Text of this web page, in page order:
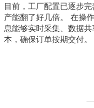
目前，工厂配置已逐步
产能翻了好几倍。 在操
息能够实时采集、数据
本，确保订单按期交付。